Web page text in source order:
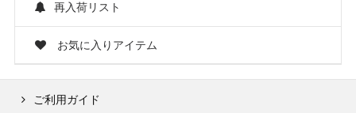
再入荷リスト
お気に入りアイテム
ご利用ガイド